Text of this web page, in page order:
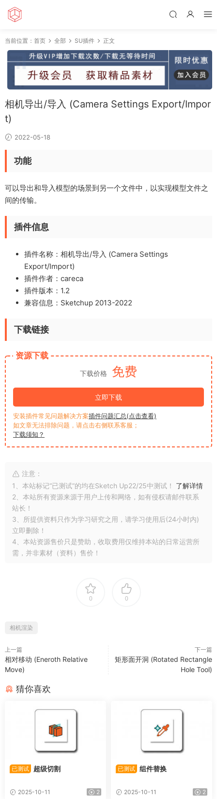
当前位置： 首页 全部 SU插件 正文
相机导出/导入 (Camera Settings Export/Impor
t)
2022-05-18
功能
可以导出和导入模型的场景到另一个文件中，以实现模型文件之
间的传输。
插件信息
插件名称：相机导出/导入 (Camera Settings
Export/Import)
插件作者：careca
插件版本：1.2
兼容信息：Sketchup 2013-2022
下载链接
资源下载
下载价格 免费
立即下载
安装插件常见问题解决方案插件问题汇总(点击查看)
如文章无法排除问题，请点击右侧联系客服；
下载须知？
注意：
1、本站标记“已测试”的均在Sketch Up22/25中测试！ 了解详情
2、本站所有资源来源于用户上传和网络，如有侵权请邮件联系
站长！
3、所提供资料只作为学习研究之用，请学习使用后(24小时内)
立即删除！
4、本站资源售价只是赞助，收取费用仅维持本站的日常运营所
需，并非素材（资料）售价！
0 0
相机渲染
上一篇
相对移动 (Eneroth Relative
Move)
下一篇
矩形面开洞 (Rotated Rectangle
Hole Tool)
猜你喜欢
已测试 超级切割
2025-10-11 2
已测试 组件替换
2025-10-11 2